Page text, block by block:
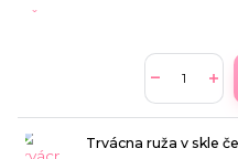
Trvácna ruža v skle